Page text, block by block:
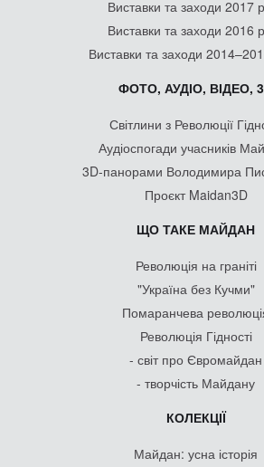
Виставки та заходи 2017
Виставки та заходи 2016
Виставки та заходи
ФОТО, АУДІО, ВІДЕО,
Світлини з Революції
Аудіоспогади учасників
3D-панорами Володимира
Проєкт Maidan3D
ЩО ТАКЕ МАЙДАН
Революція на граніті
"Україна без Кучми"
Помаранчева
Революція Гідності
- світ про Євромайдан
- творчість Майдану
КОЛЕКЦІЇ
Майдан: усна історія